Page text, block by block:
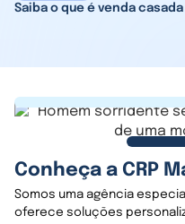
Saiba o que é venda
Conheça a CRP
Somos uma agência
oferece soluções